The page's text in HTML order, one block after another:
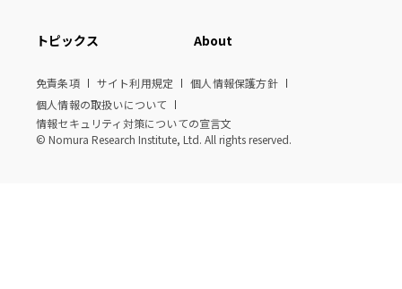
トピックス About
免責条項 サイト利用規定
個人情報保護方針
個人情報の取扱いについて
情報セキュリティ対策についての宣言文
© Nomura Research Institute, Ltd. All rights reserved.